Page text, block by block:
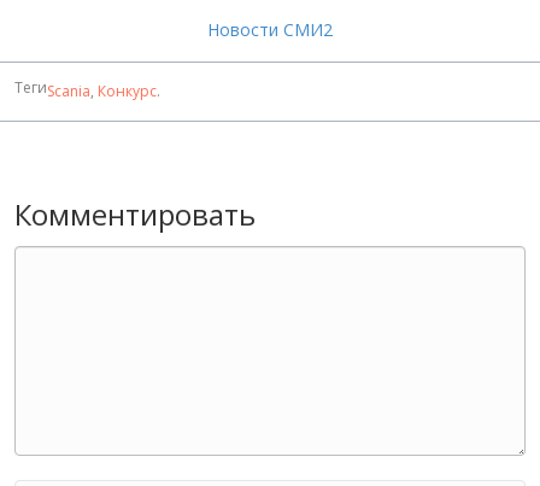
Новости СМИ2
ТегиScania, Конкурс.
Комментировать